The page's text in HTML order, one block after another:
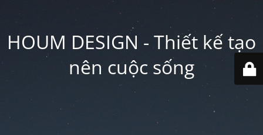
HOUM DESIGN - Thiết kế tạo
nên cuộc sống